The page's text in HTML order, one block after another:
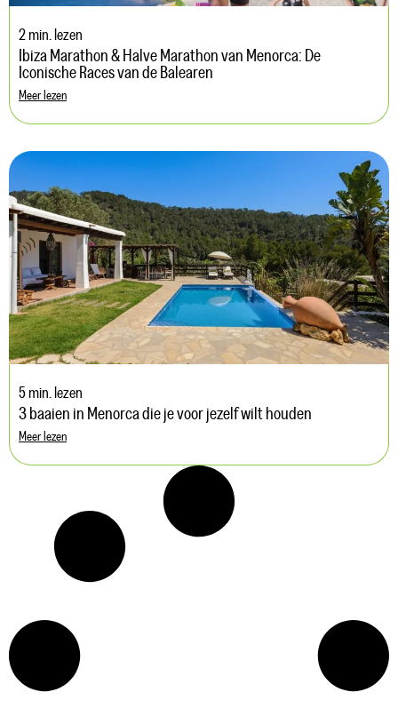
2 min. lezen
Ibiza Marathon & Halve Marathon van Menorca: De
Iconische Races van de Balearen
Meer lezen
5 min. lezen
3 baaien in Menorca die je voor jezelf wilt houden
Meer lezen